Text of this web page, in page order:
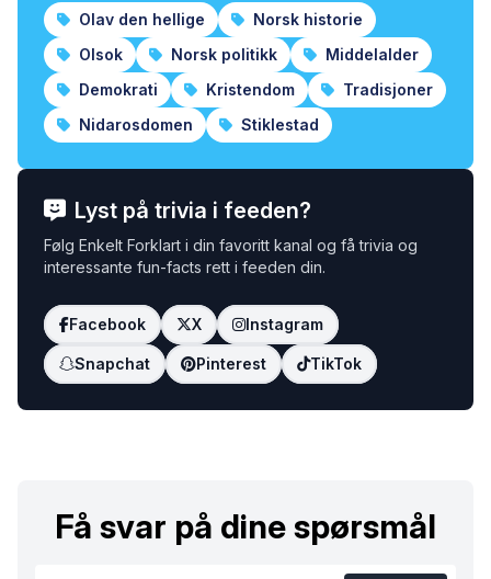
Olav den hellige
Norsk historie
Olsok
Norsk politikk
Middelalder
Demokrati
Kristendom
Tradisjoner
Nidarosdomen
Stiklestad
Lyst på trivia i feeden?
Følg Enkelt Forklart i din favoritt kanal og få trivia og
interessante fun-facts rett i feeden din.
Facebook X Instagram
Snapchat Pinterest TikTok
Få svar på dine spørsmål